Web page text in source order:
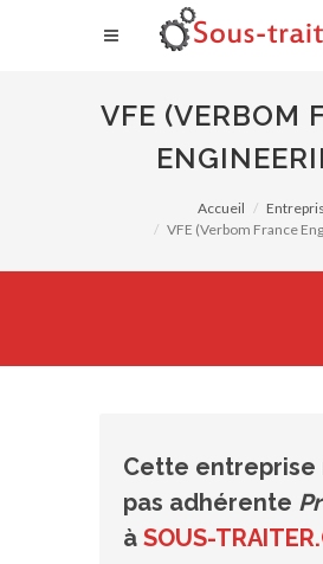
VFE (VERBOM
Accueil
VFE (Verbom France
Cette entreprise
pas adhérente
à SOUS-